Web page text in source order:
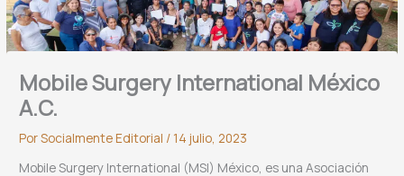
Mobile Surgery International México
A.C.
PorSocialmente Editorial / 14 julio, 2023
Mobile Surgery International (MSI) México, es una Asociación